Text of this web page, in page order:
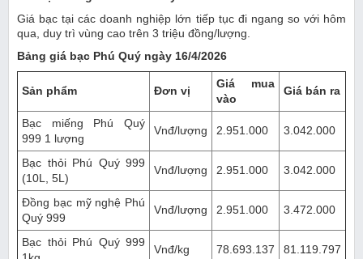
Giá bạc tại các doanh nghiệp lớn tiếp tục đi ngang so với hôm
qua, duy trì vùng cao trên 3 triệu đồng/lượng.
Bảng giá bạc Phú Quý ngày 16/4/2026
Sản phẩm Đơn vị
Giá mua
vào
Giá bán ra
Bạc miếng Phú Quý
999 1 lượng
Vnđ/lượng 2.951.000 3.042.000
Bạc thỏi Phú Quý 999
(10L, 5L)
Vnđ/lượng 2.951.000 3.042.000
Đồng bạc mỹ nghệ Phú
Quý 999
Vnđ/lượng 2.951.000 3.472.000
Bạc thỏi Phú Quý 999
Vnđ/kg 78.693.137 81.119.797